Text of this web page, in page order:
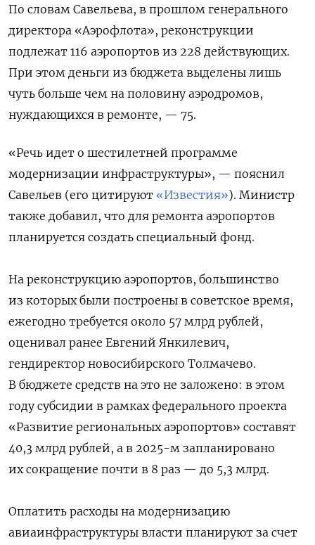
По словам Савельева, в прошлом генерального
директора «Аэрофлота», реконструкции
подлежат 116 аэропортов из 228 действующих.
При этом деньги из бюджета выделены лишь
чуть больше чем на половину аэродромов,
нуждающихся в ремонте, — 75.
«Речь идет о шестилетней программе
модернизации инфраструктуры», — пояснил
Савельев (его цитируют «Известия»). Министр
также добавил, что для ремонта аэропортов
планируется создать специальный фонд.
На реконструкцию аэропортов, большинство
из которых были построены в советское время,
ежегодно требуется около 57 млрд рублей,
оценивал ранее Евгений Янкилевич,
гендиректор новосибирского Толмачево.
В бюджете средств на это не заложено: в этом
году субсидии в рамках федерального проекта
«Развитие региональных аэропортов» составят
40,3 млрд рублей, а в 2025-м запланировано
их сокращение почти в 8 раз — до 5,3 млрд.
Оплатить расходы на модернизацию
авиаинфраструктуры власти планируют за счет